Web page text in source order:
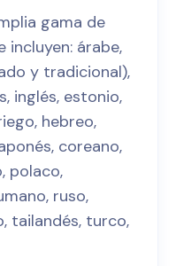
gama de
incluyen: árabe,
y tradicional),
inglés, estonio,
hebreo,
coreano,
polaco,
ruso,
tailandés, turco,